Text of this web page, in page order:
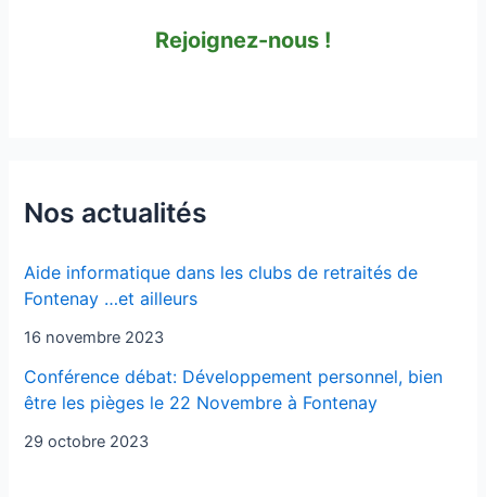
Rejoignez-nous !
Nos actualités
Aide informatique dans les clubs de retraités de
Fontenay …et ailleurs
16 novembre 2023
Conférence débat: Développement personnel, bien
être les pièges le 22 Novembre à Fontenay
29 octobre 2023